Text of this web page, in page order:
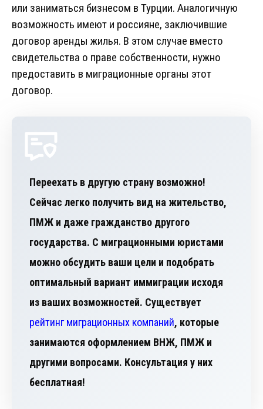
или заниматься бизнесом в Турции. Аналогичную
возможность имеют и россияне, заключившие
договор аренды жилья. В этом случае вместо
свидетельства о праве собственности, нужно
предоставить в миграционные органы этот
договор.
Переехать в другую страну возможно!
Сейчас легко получить вид на жительство,
ПМЖ и даже гражданство другого
государства. С миграционными юристами
можно обсудить ваши цели и подобрать
оптимальный вариант иммиграции исходя
из ваших возможностей. Существует
рейтинг миграционных компаний, которые
занимаются оформлением ВНЖ, ПМЖ и
другими вопросами. Консультация у них
бесплатная!